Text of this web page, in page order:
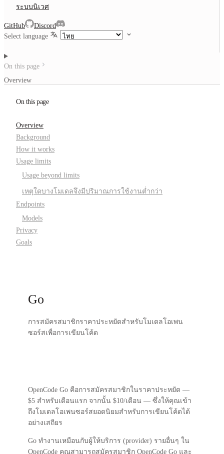
ระบบนิเวศ
GitHub
Discord
Select language
On this page
Overview
On this page
Overview
Background
How it works
Usage limits
Usage beyond limits
เหตุใดบางโมเดลจึงมีปริมาณการใช้งานต่ำกว่า
Endpoints
Models
Privacy
Goals
Go
การสมัครสมาชิกราคาประหยัดสำหรับโมเดลโอเพน
ซอร์สเพื่อการเขียนโค้ด
OpenCode Go คือการสมัครสมาชิกในราคาประหยัด —
$5 สำหรับเดือนแรก จากนั้น $10/เดือน — ซึ่งให้คุณเข้า
ถึงโมเดลโอเพนซอร์สยอดนิยมสำหรับการเขียนโค้ดได้
อย่างเสถียร
Go ทำงานเหมือนกับผู้ให้บริการ (provider) รายอื่นๆ ใน
OpenCode คุณสามารถสมัครสมาชิก OpenCode Go และ